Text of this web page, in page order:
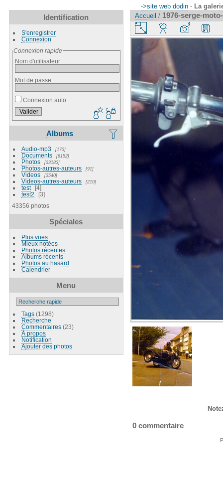
->site web dodin - La
Identification
S'enregistrer
Connexion
Connexion rapide
Nom d'utilisateur
Mot de passe
Connexion auto
Albums
Audio-mp3 173
Documents 6152
Photos 33183
Photos-autres-auteurs 91
Videos 3540
Videos-autres-auteurs 210
test
4
test2
3
43356 photos
Spéciales
Plus vues
Mieux notées
Photos récentes
Albums récents
Photos au hasard
Calendrier
Menu
Tags(1298)
Recherche
Commentaires(23)
À propos
Notification
Ajouter des photos
Accueil / 1976-serge-
0 commentaire